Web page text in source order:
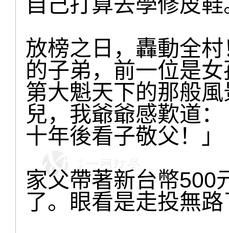
放榜之日，轟動全
的子弟，前一位是
第大魁天下的那般
兒，我爺爺感歎道
十年後看子敬父！」
家父帶著新台幣500
了。眼看是走投無